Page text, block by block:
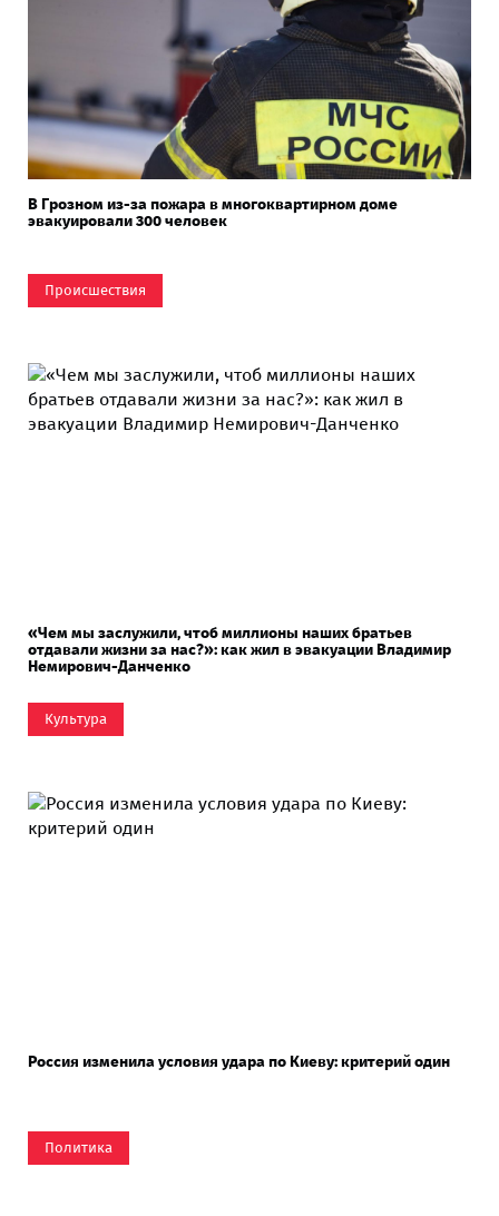
В Грозном из-за пожара в многоквартирном доме
эвакуировали 300 человек
Происшествия
«Чем мы заслужили, чтоб миллионы наших братьев
отдавали жизни за нас?»: как жил в эвакуации Владимир
Немирович-Данченко
Культура
Россия изменила условия удара по Киеву: критерий один
Политика